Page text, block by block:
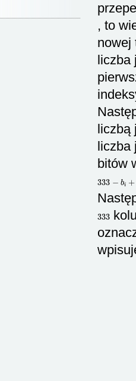
, to
nowej
liczba
liczbą
liczba
bitów
333 i
333